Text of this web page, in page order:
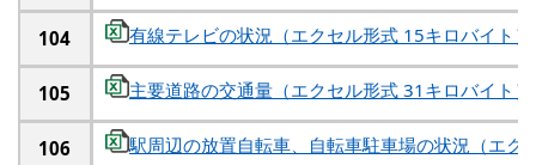
104 有線テレビの状況（エクセル形式 15キロバイト）
105 主要道路の交通量（エクセル形式 31キロバイト）
106 駅周辺の放置自転車、自転車駐車場の状況（エク